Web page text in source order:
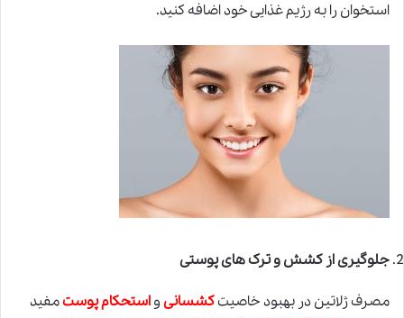
استخوان را به رژیم غذایی خود اضافه کنید.
جلوگیری از کشش و ترک های پوستی
مصرف ژلاتین در بهبود خاصیتکشسانیواستحکام پوستمفید